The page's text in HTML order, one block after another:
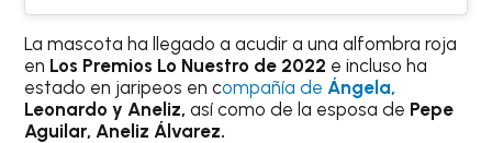
La mascota ha llegado a acudir a una alfombra roja
en Los Premios Lo Nuestro de 2022 e incluso ha
estado en jaripeos en compañía de Ángela,
Leonardo y Aneliz, así como de la esposa de Pepe
Aguilar, Aneliz Álvarez.